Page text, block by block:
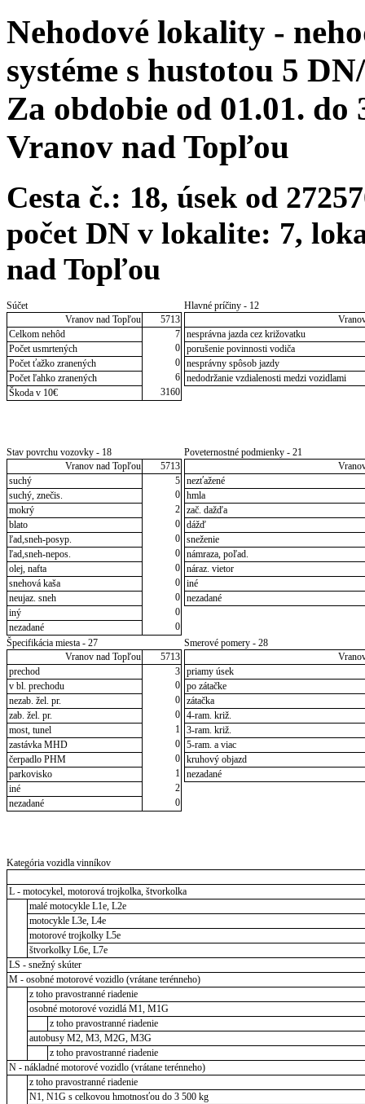
Nehodové lokality -
systéme s hustotou 5
Za obdobie od 01.01. do
Vranov nad Topľou
Cesta č.: 18, úsek od
počet DN v lokalite: 7,
nad Topľou
Súčet
Vranov nad Topľou
5713
Celkom nehôd
7
Počet usmrtených
0
Počet ťažko zranených
0
Počet ľahko zranených
6
Škoda v 10€
3160
Hlavné príčiny - 12
nesprávna jazda cez križovatku
porušenie povinnosti vodiča
nesprávny spôsob jazdy
nedodržanie vzdialenosti medzi vozidlami
Stav povrchu vozovky - 18
Vranov nad Topľou
5713
suchý
5
suchý, znečis.
0
mokrý
2
blato
0
ľad,sneh-posyp.
0
ľad,sneh-nepos.
0
olej, nafta
0
snehová kaša
0
neujaz. sneh
0
iný
0
nezadané
0
Poveternostné podmienky - 21
nezťažené
hmla
zač. dažďa
dážď
sneženie
námraza, poľad.
náraz. vietor
iné
nezadané
Špecifikácia miesta - 27
Vranov nad Topľou
5713
prechod
3
v bl. prechodu
0
nezab. žel. pr.
0
zab. žel. pr.
0
most, tunel
1
zastávka MHD
0
čerpadlo PHM
0
parkovisko
1
iné
2
nezadané
0
Smerové pomery - 28
priamy úsek
po zátačke
zátačka
4-ram. križ.
3-ram. križ.
5-ram. a viac
kruhový objazd
nezadané
Kategória vozidla vinníkov
L - motocykel, motorová trojkolka, štvorkolka
malé motocykle L1e, L2e
motocykle L3e, L4e
motorové trojkolky L5e
štvorkolky L6e, L7e
LS - snežný skúter
M - osobné motorové vozidlo (vrátane terénneho)
z toho pravostranné riadenie
osobné motorové vozidlá M1, M1G
z toho pravostranné riadenie
autobusy M2, M3, M2G, M3G
z toho pravostranné riadenie
N - nákladné motorové vozidlo (vrátane terénneho)
z toho pravostranné riadenie
N1, N1G s celkovou hmotnosťou do 3 500 kg